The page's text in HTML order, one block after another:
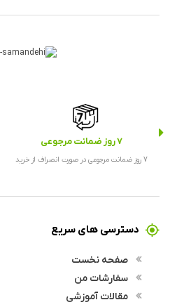
7 روز ضمانت مرجوعی
7 روز ضمانت مرجوعی در صورت انصراف از خرید
دسترسی های سریع
صفحه نخست
سفارشات من
مقالات آموزشی